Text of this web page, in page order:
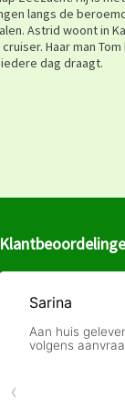
langs de
Astrid woont in
Haar man Tom
dag draagt.